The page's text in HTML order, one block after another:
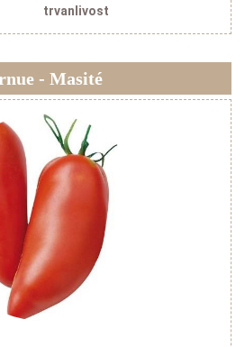
trvanlivost
- Masité